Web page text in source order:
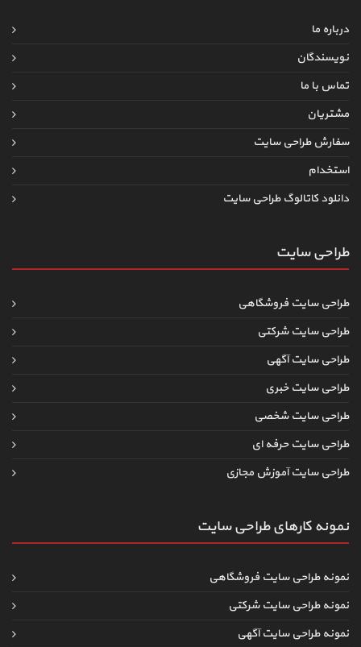
درباره ما
نویسندگان
تماس با ما
مشتریان
سفارش طراحی سایت
استخدام
دانلود کاتالوگ طراحی سایت
طراحی سایت
طراحی سایت فروشگاهی
طراحی سایت شرکتی
طراحی سایت آگهی
طراحی سایت خبری
طراحی سایت شخصی
طراحی سایت حرفه ای
طراحی سایت آموزش مجازی
نمونه کارهای طراحی سایت
نمونه طراحی سایت فروشگاهی
نمونه طراحی سایت شرکتی
نمونه طراحی سایت آگهی